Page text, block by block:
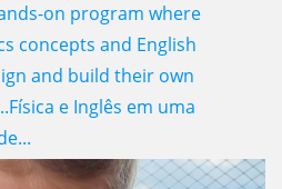
on program where
concepts and English
and build their own
e Inglês em uma